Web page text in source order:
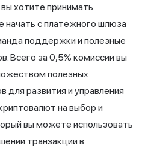
хотите принимать
с платежного шлюза
поддержки и полезные
Всего за 0,5% комиссии вы
полезных
для развития и управления
на выбор и
вы можете использовать
транзакции в